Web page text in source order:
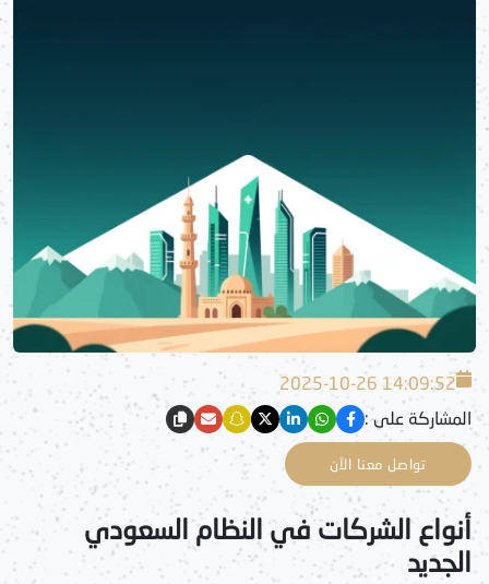
2025-10-26 14:09:52
المشاركة على :
تواصل معنا الآن
أنواع الشركات في النظام السعودي
الجديد